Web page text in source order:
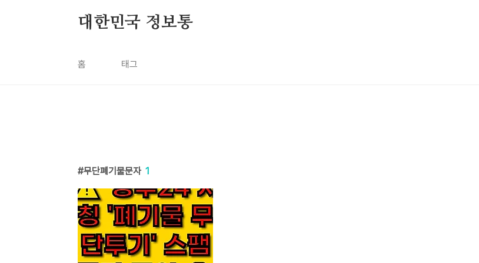
대한민국 정보통
홈 태그
무단폐기물문자 1